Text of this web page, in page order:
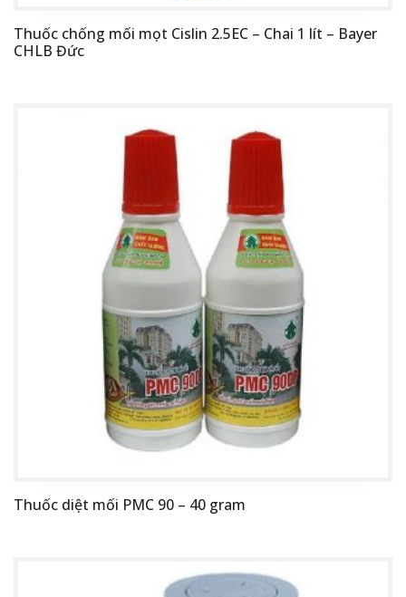
Thuốc chống mối mọt Cislin 2.5EC – Chai 1 lít – Bayer
CHLB Đức
Thuốc diệt mối PMC 90 – 40 gram